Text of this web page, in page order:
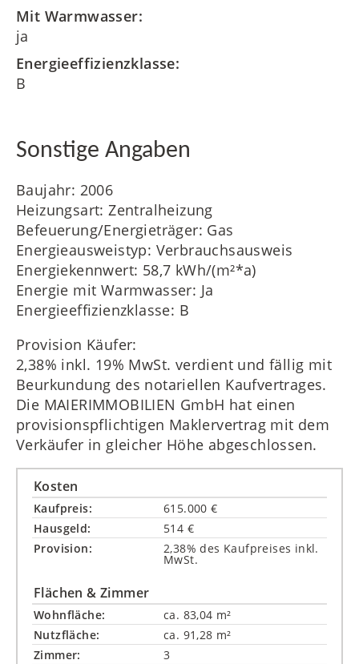
Mit Warmwasser:
ja
Energieeffizienzklasse:
B
Sonstige Angaben
Baujahr: 2006
Heizungsart: Zentralheizung
Befeuerung/Energieträger: Gas
Energieausweistyp: Verbrauchsausweis
Energiekennwert: 58,7 kWh/(m²*a)
Energie mit Warmwasser: Ja
Energieeffizienzklasse: B
Provision Käufer:
2,38% inkl. 19% MwSt. verdient und fällig mit
Beurkundung des notariellen Kaufvertrages.
Die MAIERIMMOBILIEN GmbH hat einen
provisionspflichtigen Maklervertrag mit dem
Verkäufer in gleicher Höhe abgeschlossen.
Kosten
Kaufpreis:
615.000 €
Hausgeld:
514 €
Provision:
2,38% des Kaufpreises inkl.
MwSt.
Flächen & Zimmer
Wohnfläche:
ca. 83,04 m²
Nutzfläche:
ca. 91,28 m²
Zimmer:
3